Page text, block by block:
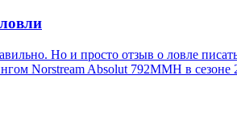
Но и просто отзыв о ловле
Norstream Absolut 792MMH в сезоне